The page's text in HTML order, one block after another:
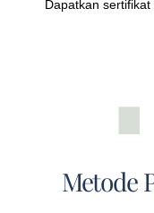
Dapatkan
Metode